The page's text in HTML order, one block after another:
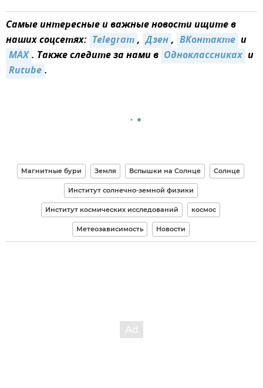
Самые интересные и важные новости ищите в
наших соцсетях: Telegram, Дзен, ВКонтакте и
MAX. Также следите за нами в Одноклассниках и
Rutube.
Магнитные бури Земля Вспышки на Солнце Солнце
Институт солнечно-земной физики
Институт космических исследований космос
Метеозависимость Новости